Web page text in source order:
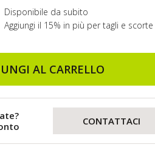
Disponibile da subito
Aggiungi il 15% in più per tagli e scorte
AL CARRELLO
CONTATTACI